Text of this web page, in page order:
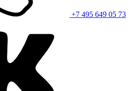
+7 495 649 05 73